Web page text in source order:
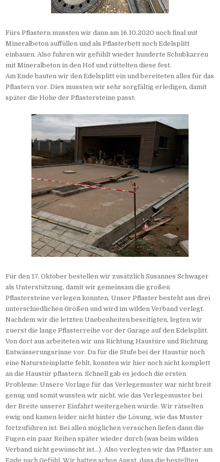
Fürs Pflastern mussten wir dann am 16.10.2020 noch final mit
Mineralbeton auffüllen und als Pflasterbett noch Edelsplitt
einbauen. Also fuhren wir gefühlt wieder hunderte Schubkarren
mit Mineralbeton in den Hof und rüttelten diese fest.
Am Ende bauten wir den Edelsplitt ein und bereiteten alles für das
Pflastern vor. Dies mussten wir sehr sorgfältig erledigen, damit
später die Höhe der Pflastersteine passt:
Für den 17. Oktober bestellen wir zusätzlich Susannes Schwager
als Unterstützung, damit wir gemeinsam die großen
Pflastersteine verlegen konnten. Unser Pflaster besteht aus drei
unterschiedlichen Größen und wird im wilden Verband verlegt.
Nachdem wir die letzten Unebenheiten beseitigten, legten wir
zuerst die lange Pflasterreihe vor der Garage auf den Edelsplitt.
Von dort aus arbeiteten wir uns Richtung Haustüre und Richtung
Entwässerungsrinne vor. Da für die Stufe bei der Haustür noch
eine Natursteinplatte fehlt, konnten wir hier noch nicht komplett
an die Haustür pflastern. Schnell gab es jedoch die ersten
Probleme: Unsere Vorlage für das Verlegemuster war nicht breit
genug und somit wussten wir nicht, wie das Verlegemuster bei
der Breite unserer Einfahrt weitergehen würde. Wir rätselten
ewig und kamen leider nicht hinter die Lösung, wie das Muster
fortzuführen ist. Bei allen möglichen versuchen liefen dann die
Fugen ein paar Reihen später wieder durch (was beim wilden
Verband nicht gewünscht ist...). Also verlegten wir das Pflaster am
Ende nach Gefühl. Wir hatten schon Angst, dass die bestellten